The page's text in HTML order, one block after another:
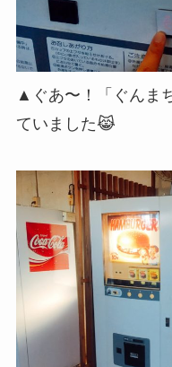
▲ぐあ〜！「ぐんま
ていました😹